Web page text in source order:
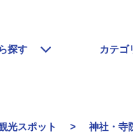
探す カテゴ
光スポット 神社・寺